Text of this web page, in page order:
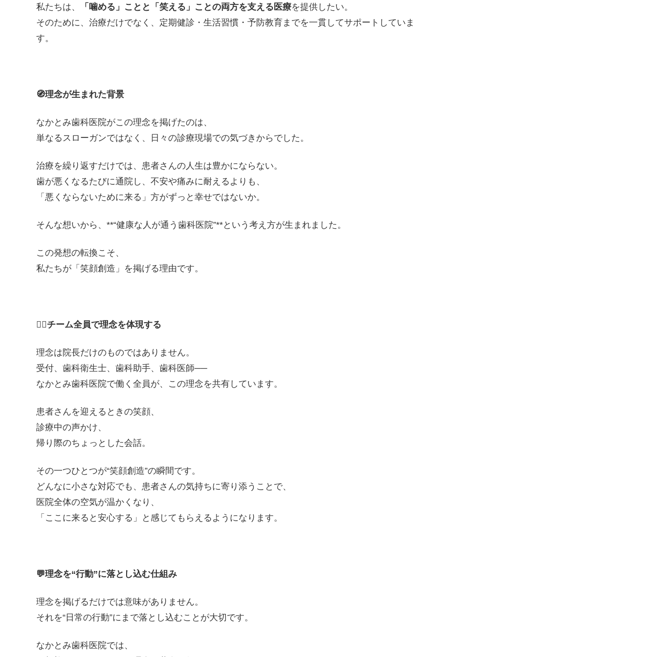
私たちは、 「噛める」ことと「笑える」ことの両方を支える医療を提供したい。
そのために、治療だけでなく、定期健診・生活習慣・予防教育までを一貫してサポートしていま
す。
🧭理念が生まれた背景
なかとみ歯科医院がこの理念を掲げたのは、
単なるスローガンではなく、日々の診療現場での気づきからでした。
治療を繰り返すだけでは、患者さんの人生は豊かにならない。
歯が悪くなるたびに通院し、不安や痛みに耐えるよりも、
「悪くならないために来る」方がずっと幸せではないか。
そんな想いから、**“健康な人が通う歯科医院”**という考え方が生まれました。
この発想の転換こそ、
私たちが「笑顔創造」を掲げる理由です。
👩‍⚕️チーム全員で理念を体現する
理念は院長だけのものではありません。
受付、歯科衛生士、歯科助手、歯科医師──
なかとみ歯科医院で働く全員が、この理念を共有しています。
患者さんを迎えるときの笑顔、
診療中の声かけ、
帰り際のちょっとした会話。
その一つひとつが“笑顔創造”の瞬間です。
どんなに小さな対応でも、患者さんの気持ちに寄り添うことで、
医院全体の空気が温かくなり、
「ここに来ると安心する」と感じてもらえるようになります。
💬理念を“行動”に落とし込む仕組み
理念を掲げるだけでは意味がありません。
それを“日常の行動”にまで落とし込むことが大切です。
なかとみ歯科医院では、